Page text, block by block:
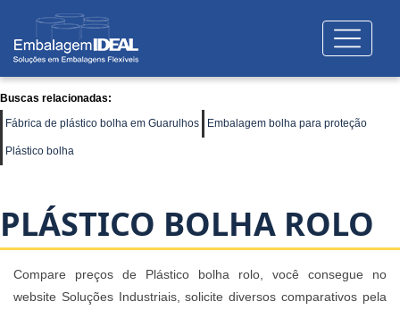
Buscas relacionadas:
Fábrica de plástico bolha em Guarulhos
Embalagem bolha para proteção
Plástico bolha
PLÁSTICO BOLHA ROLO
Compare preços de Plástico bolha rolo, você consegue no
website Soluções Industriais, solicite diversos comparativos pela